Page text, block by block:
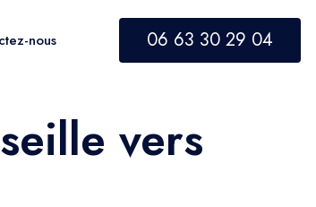
nous 06 63 30 29 04
vers